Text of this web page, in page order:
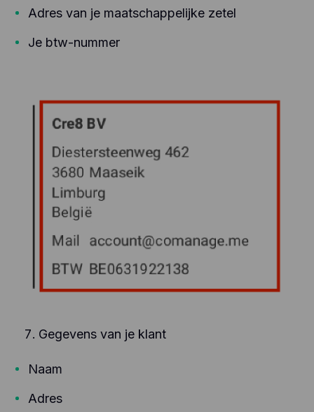
Adres van je maatschappelijke zetel
Je btw-nummer
Gegevens van je klant
Naam
Adres